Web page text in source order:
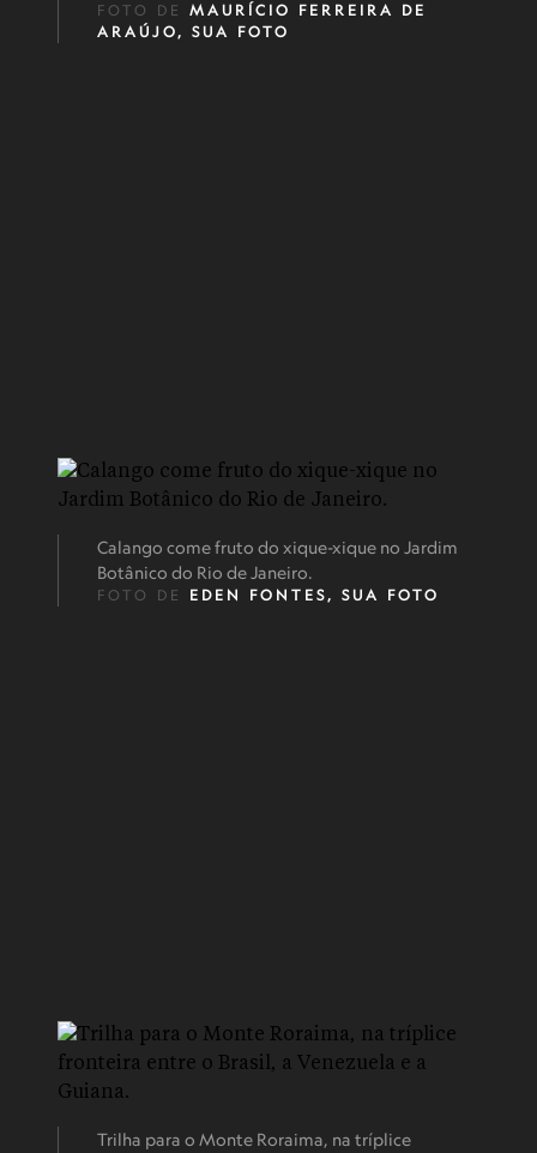
FOTO DE MAURÍCIO FERREIRA DE
ARAÚJO, SUA FOTO
Calango come fruto do xique-xique no Jardim
Botânico do Rio de Janeiro.
FOTO DE EDEN FONTES, SUA FOTO
Trilha para o Monte Roraima, na tríplice